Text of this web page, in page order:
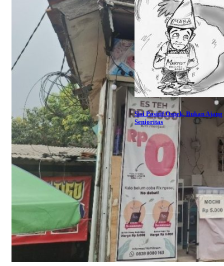
Sisi Positif Ospek, Bukan Ajang
Senioritas